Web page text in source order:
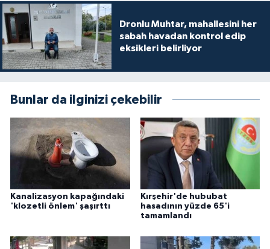
Dronlu Muhtar, mahallesini her
sabah havadan kontrol edip
eksikleri belirliyor
Bunlar da ilginizi çekebilir
Kanalizasyon kapağındaki
'klozetli önlem' şaşırttı
Kırşehir'de hububat
hasadının yüzde 65'i
tamamlandı